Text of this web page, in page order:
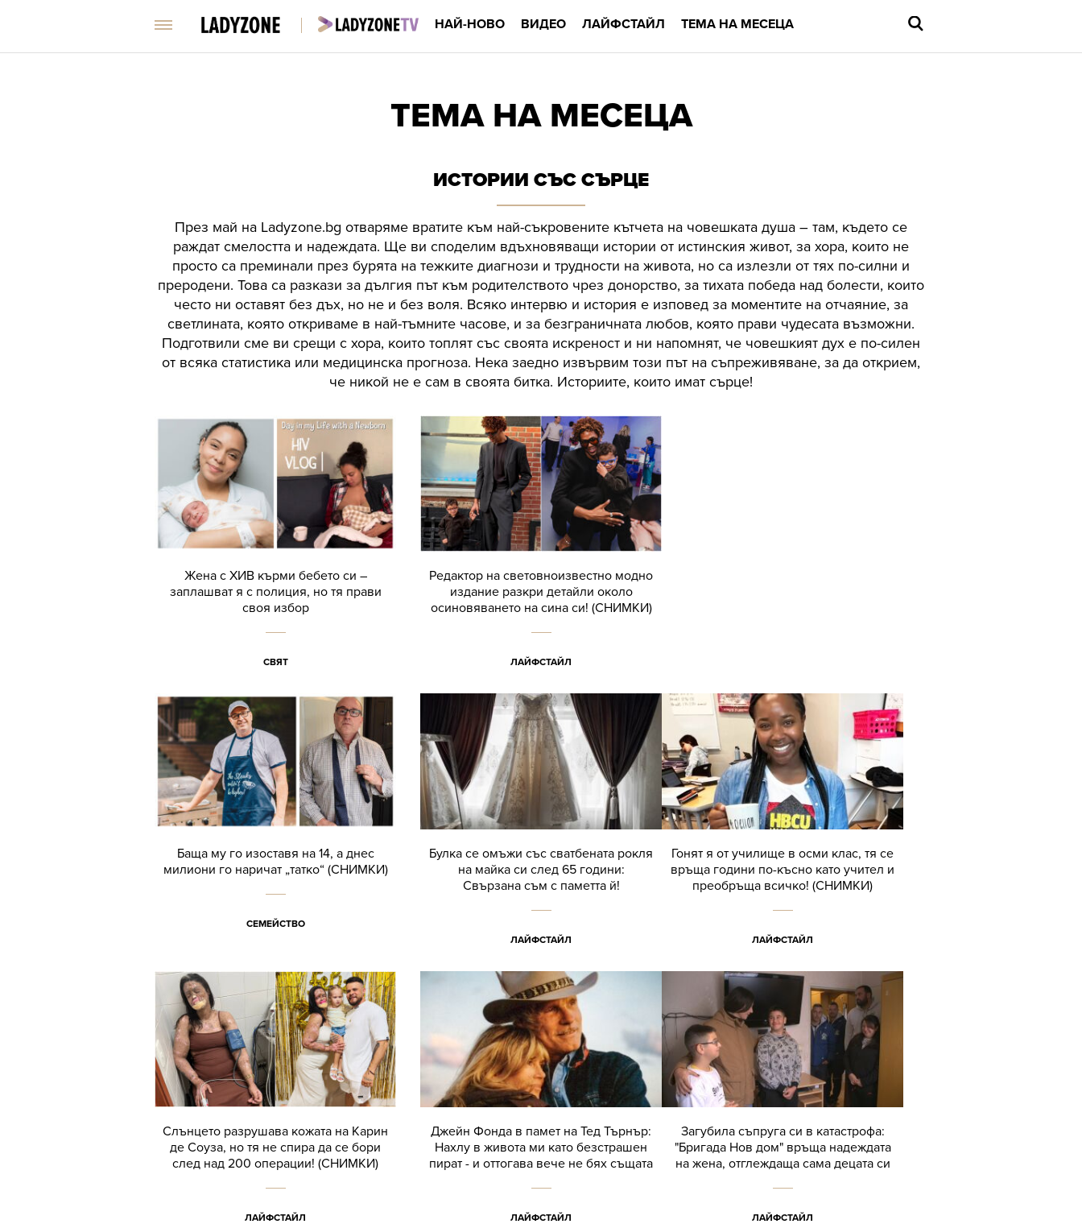
НАЙ-НОВО ВИДЕО ЛАЙФСТАЙЛ ТЕМА НА МЕСЕЦА
Enter
ТЕМА НА МЕСЕЦА
ИСТОРИИ СЪС СЪРЦЕ
През май на Ladyzone.bg отваряме вратите към най-съкровените кътчета на човешката душа – там, където се
раждат смелостта и надеждата. Ще ви споделим вдъхновяващи истории от истинския живот, за хора, които не
просто са преминали през бурята на тежките диагнози и трудности на живота, но са излезли от тях по-силни и
преродени. Това са разкази за дългия път към родителството чрез донорство, за тихата победа над болести, които
често ни оставят без дъх, но не и без воля. Всяко интервю и история е изповед за моментите на отчаяние, за
светлината, която откриваме в най-тъмните часове, и за безграничната любов, която прави чудесата възможни.
Подготвили сме ви срещи с хора, които топлят със своята искреност и ни напомнят, че човешкият дух е по-силен
от всяка статистика или медицинска прогноза. Нека заедно извървим този път на съпреживяване, за да открием,
че никой не е сам в своята битка. Историите, които имат сърце!
Жена с ХИВ кърми бебето си –
заплашват я с полиция, но тя прави
своя избор
СВЯТ
Редактор на световноизвестно модно
издание разкри детайли около
осиновяването на сина си! (СНИМКИ)
ЛАЙФСТАЙЛ
Баща му го изоставя на 14, а днес
милиони го наричат „татко“ (СНИМКИ)
СЕМЕЙСТВО
Булка се омъжи със сватбената рокля
на майка си след 65 години:
Свързана съм с паметта й!
ЛАЙФСТАЙЛ
Гонят я от училище в осми клас, тя се
връща години по-късно като учител и
преобръща всичко! (СНИМКИ)
ЛАЙФСТАЙЛ
Слънцето разрушава кожата на Карин
де Соуза, но тя не спира да се бори
след над 200 операции! (СНИМКИ)
ЛАЙФСТАЙЛ
Джейн Фонда в памет на Тед Търнър:
Нахлу в живота ми като безстрашен
пират - и оттогава вече не бях същата
ЛАЙФСТАЙЛ
Загубила съпруга си в катастрофа:
"Бригада Нов дом" връща надеждата
на жена, отглеждаща сама децата си
ЛАЙФСТАЙЛ